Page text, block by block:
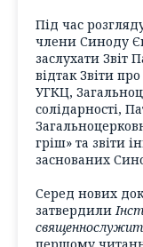
Під час
члени Синоду
заслухати Звіт
відтак Звіти
УГКЦ,
солідарності,
гріш» та звіти
заснованих
Серед нових
затвердили